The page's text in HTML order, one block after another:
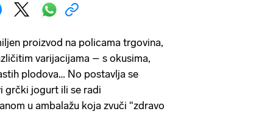
proizvod na policama trgovina,
varijacijama – s okusima,
plodova… No postavlja se
grčki jogurt ili se radi
u ambalažu koja zvuči “zdravo